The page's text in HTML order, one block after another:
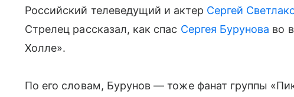
Российский телеведущий и актер Сергей
Стрелец рассказал, как спас Сергея Бурунова во
Холле».
По его словам, Бурунов — тоже фанат группы